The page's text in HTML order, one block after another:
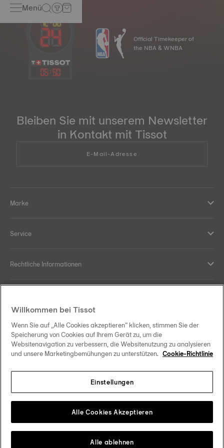
geeignet für Händewaschen | 5 bar (50 m):
Händewaschen, Baden | 10 bar (100 m): Duschen,
Schwimmen | 20 bar/30 bar (200 m/300 m): Schnorcheln,
Sporttauchen | 60 bar (600 m): professionelles Tauchen
(Taucheruhr gemäß ISO 6425 (2018) Norm)
Menü
05:50
Official Timekeeper of
the NBA & WNBA
Bleiben Sie mit unserem Newsletter
in Kontakt mit Tissot
E-Mail-Adresse
Marke
Service
Rechtliche Informationen
Ihre Vorteile
Deutschland Zu einem anderen Land wechseln
Tissot Copyrights 2026
Willkommen bei Tissot
Wenn Sie auf „Alle Cookies akzeptieren“ klicken, stimmen Sie der
Speicherung von Cookies auf Ihrem Gerät zu, um die
Websitenavigation zu verbessern, die Websitenutzung zu analysieren
und unsere Marketingbemühungen zu unterstützen. Cookie-Richtlinie
Einstellungen
Alle ablehnen
Alle Cookies Akzeptieren